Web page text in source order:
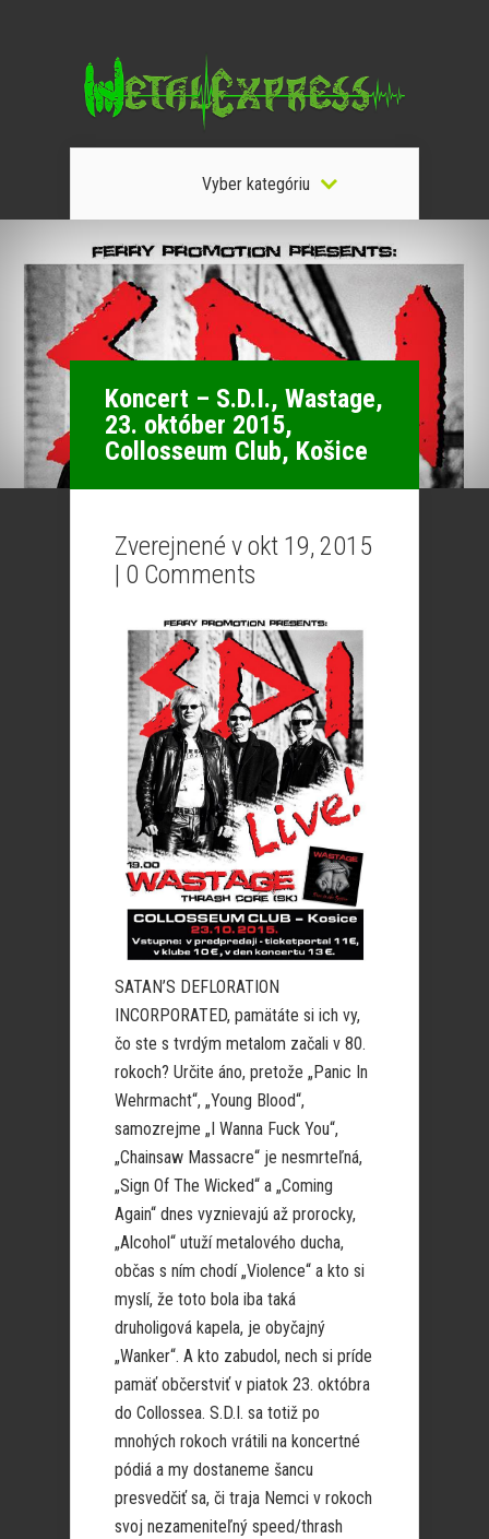
Vyber kategóriu
Koncert – S.D.I., Wastage,
23. október 2015,
Collosseum Club, Košice
Zverejnené v okt 19, 2015
| 0 Comments
SATAN’S DEFLORATION
INCORPORATED, pamätáte si ich vy,
čo ste s tvrdým metalom začali v 80.
rokoch? Určite áno, pretože „Panic In
Wehrmacht“, „Young Blood“,
samozrejme „I Wanna Fuck You“,
„Chainsaw Massacre“ je nesmrteľná,
„Sign Of The Wicked“ a „Coming
Again“ dnes vyznievajú až prorocky,
„Alcohol“ utuží metalového ducha,
občas s ním chodí „Violence“ a kto si
myslí, že toto bola iba taká
druholigová kapela, je obyčajný
„Wanker“. A kto zabudol, nech si príde
pamäť občerstviť v piatok 23. októbra
do Collossea. S.D.I. sa totiž po
mnohých rokoch vrátili na koncertné
pódiá a my dostaneme šancu
presvedčiť sa, či traja Nemci v rokoch
svoj nezameniteľný speed/thrash